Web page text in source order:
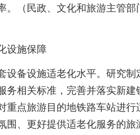
。
（民政、文化和旅游主管
设施保障
备设施适老化水平。研究制
务相关标准，完善并落实新
重点旅游目的地铁路车站进
围、更好提供适老化服务的